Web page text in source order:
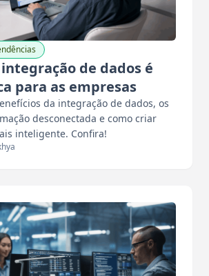
de dados é
para as empresas
da integração de dados, os
desconectada e como criar
inteligente. Confira!